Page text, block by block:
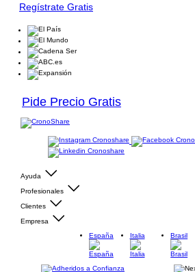
Regístrate Gratis
Pide Precio Gratis
Ayuda
Profesionales
Clientes
Empresa
España
Italia Brasil